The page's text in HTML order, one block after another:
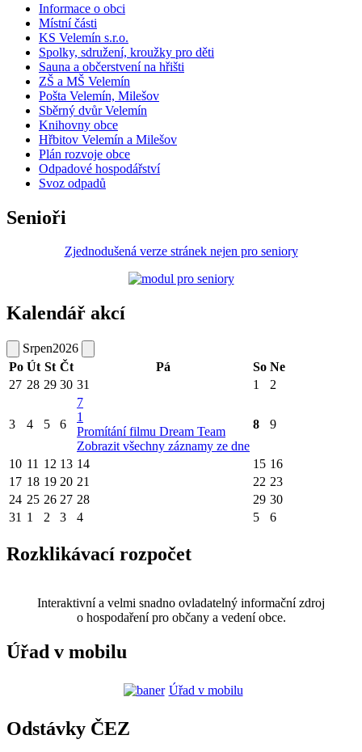
Informace o obci
Místní části
KS Velemín s.r.o.
Spolky, sdružení, kroužky pro děti
Sauna a občerstvení na hřišti
ZŠ a MŠ Velemín
Pošta Velemín, Milešov
Sběrný dvůr Velemín
Knihovny obce
Hřbitov Velemín a Milešov
Plán rozvoje obce
Odpadové hospodářství
Svoz odpadů
Senioři
Zjednodušená verze stránek nejen pro seniory
Kalendář akcí
Srpen2026
Po Út St Čt Pá So Ne
27 28 29 30 31 1 2
3 4 5 6
7
1
Promítání filmu Dream Team
Zobrazit všechny záznamy ze dne
8 9
10 11 12 13 14 15 16
17 18 19 20 21 22 23
24 25 26 27 28 29 30
31 1 2 3 4 5 6
Rozklikávací rozpočet
Interaktivní a velmi snadno ovladatelný informační zdroj
o hospodaření pro občany a vedení obce.
Úřad v mobilu
Úřad v mobilu
Odstávky ČEZ